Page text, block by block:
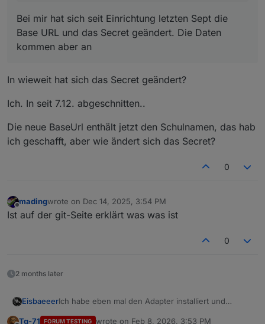
Bei mir hat sich seit Einrichtung letzten Sept die
Base URL und das Secret geändert. Die Daten
kommen aber an
In wieweit hat sich das Secret geändert?
Ich. In seit 7.12. abgeschnitten..
Die neue BaseUrl enthält jetzt den Schulnamen, das hab
ich geschafft, aber wie ändert sich das Secret?
0
Offline
madingwrote on Dec 14, 2025, 3:54 PM
last edited by
Ist auf der git-Seite erklärt was was ist
0
2 months later
EisbaeeerIch habe eben mal den Adapter installiert und
Tg-71 FORUM TESTING wrote on Feb 8, 2026, 3:53 PM